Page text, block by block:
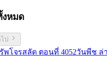
งหมด
ป
โจรสลัด ตอนที่ 4052วันพีช ล่